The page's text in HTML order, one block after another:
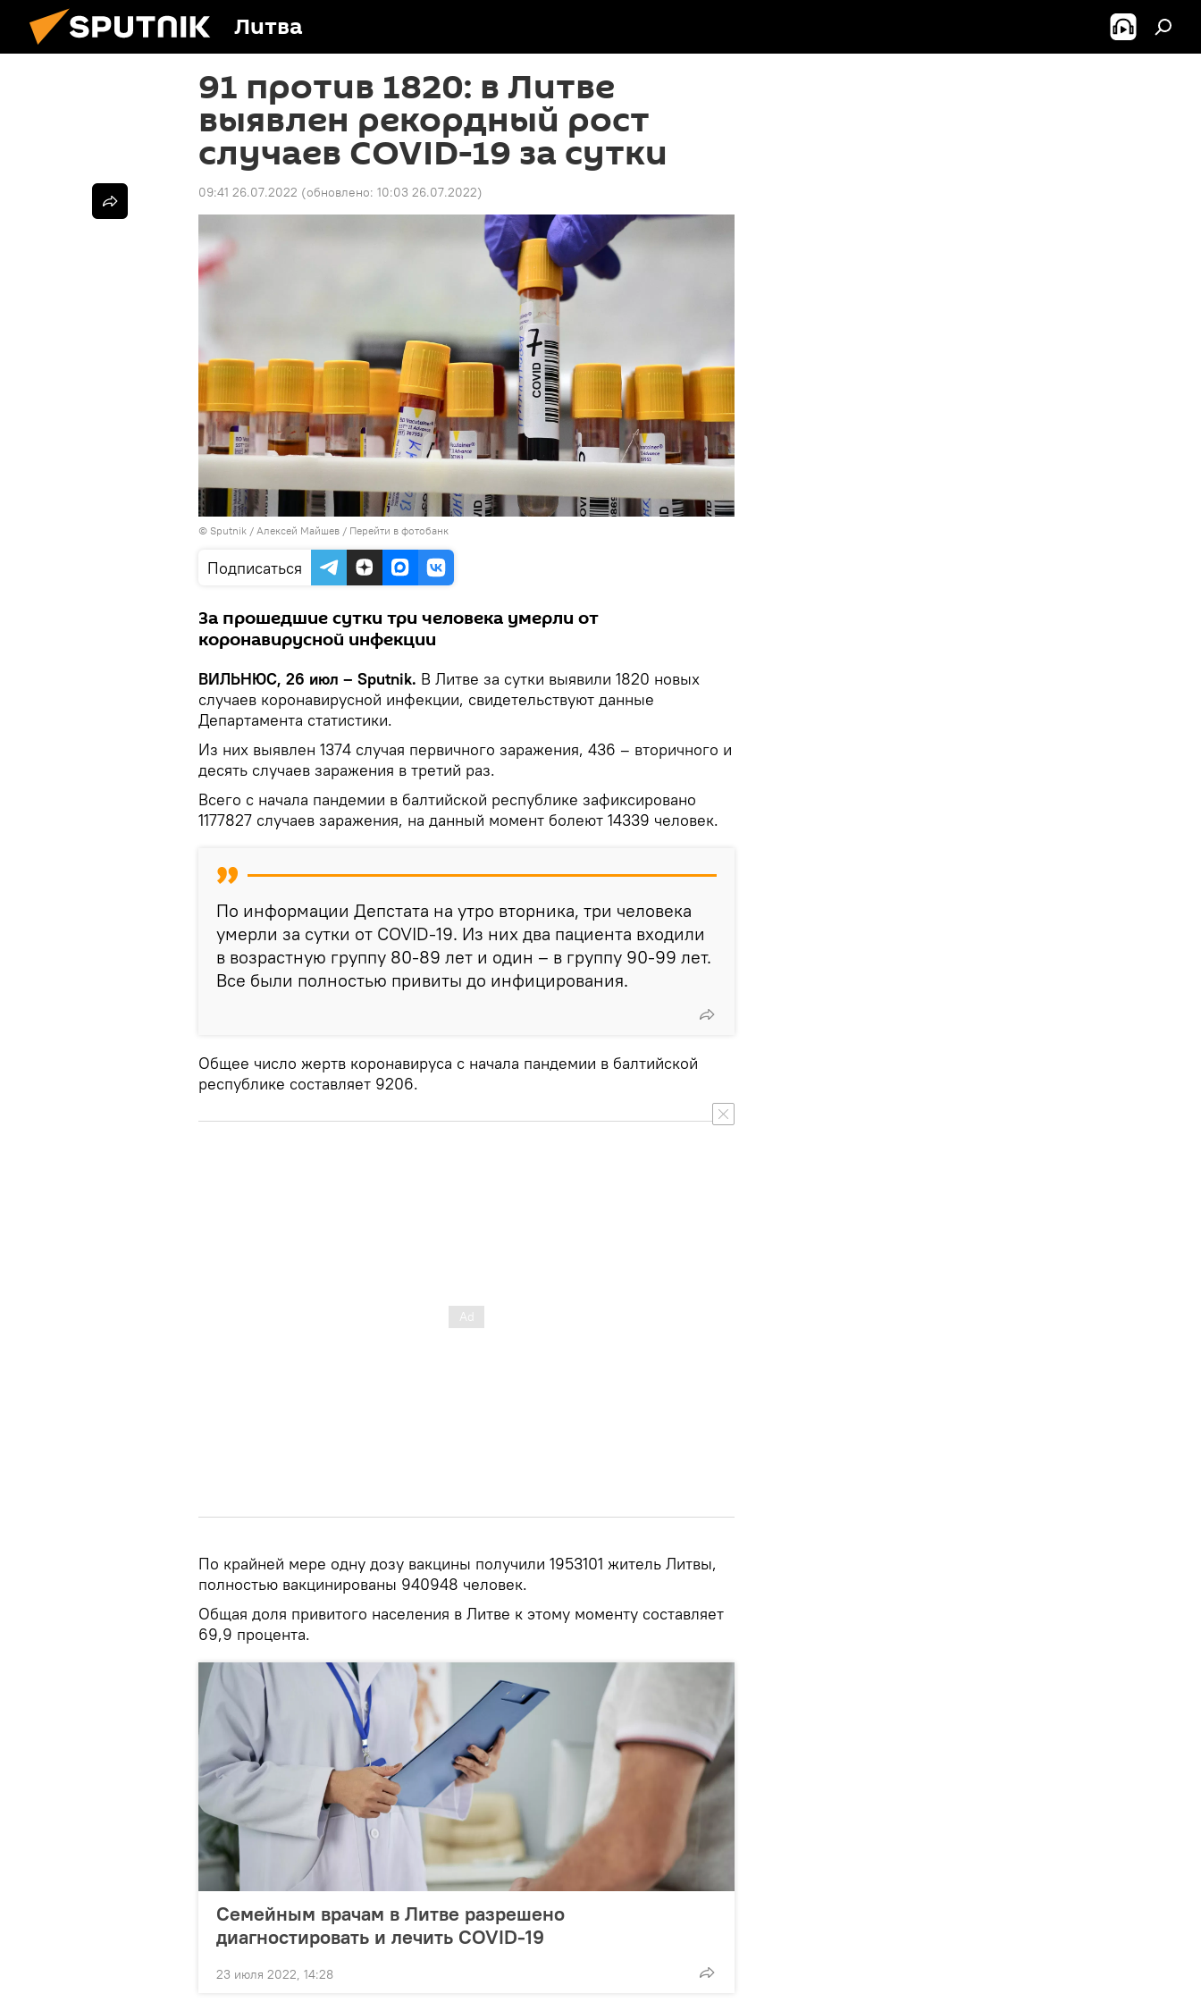
Литва
91 против 1820: в Литве
выявлен рекордный рост
случаев COVID-19 за сутки
09:41 26.07.2022 (обновлено: 10:03 26.07.2022)
© Sputnik / Алексей Майшев / Перейти в фотобанк
Подписаться
За прошедшие сутки три человека умерли от
коронавирусной инфекции
ВИЛЬНЮС, 26 июл – Sputnik. В Литве за сутки выявили 1820 новых
случаев коронавирусной инфекции, свидетельствуют данные
Департамента статистики.
Из них выявлен 1374 случая первичного заражения, 436 – вторичного и
десять случаев заражения в третий раз.
Всего с начала пандемии в балтийской республике зафиксировано
1177827 случаев заражения, на данный момент болеют 14339 человек.
По информации Депстата на утро вторника, три человека
умерли за сутки от COVID-19. Из них два пациента входили
в возрастную группу 80-89 лет и один – в группу 90-99 лет.
Все были полностью привиты до инфицирования.
Общее число жертв коронавируса с начала пандемии в балтийской
республике составляет 9206.
По крайней мере одну дозу вакцины получили 1953101 житель Литвы,
полностью вакцинированы 940948 человек.
Общая доля привитого населения в Литве к этому моменту составляет
69,9 процента.
Семейным врачам в Литве разрешено
диагностировать и лечить COVID-19
23 июля 2022, 14:28